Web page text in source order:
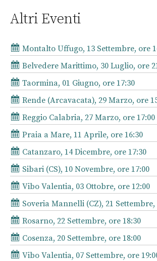
Altri Eventi
Montalto Uffugo, 13 Settembre, ore
Belvedere Marittimo, 30 Luglio, ore
Taormina, 01 Giugno, ore 17:30
Rende (Arcavacata), 29 Marzo, ore
Reggio Calabria, 27 Marzo, ore 17:00
Praia a Mare, 11 Aprile, ore 16:30
Catanzaro, 14 Dicembre, ore 17:30
Sibari (CS), 10 Novembre, ore 17:00
Vibo Valentia, 03 Ottobre, ore 12:00
Soveria Mannelli (CZ), 21 Settembre,
Rosarno, 22 Settembre, ore 18:30
Cosenza, 20 Settembre, ore 18:00
Vibo Valentia, 07 Settembre, ore